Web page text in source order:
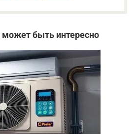
быть интересно